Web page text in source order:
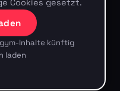
Cookies gesetzt.
Inhalte künftig
laden